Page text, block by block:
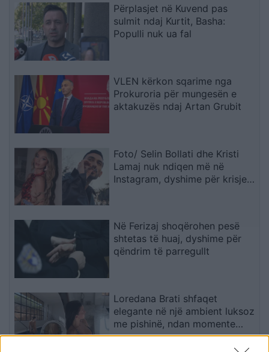
Përplasjet në Kuvend pas
sulmit ndaj Kurtit, Basha:
Populli nuk ua fal
VLEN kërkon sqarime nga
Prokuroria për mungesën e
aktakuzës ndaj Artan Grubit
Foto/ Selin Bollati dhe Kristi
Lamaj nuk ndiqen më në
Instagram, dyshime për krisje
Në Ferizaj shoqërohen pesë
shtetas të huaj, dyshime për
qëndrim të parregullt
Loredana Brati shfaqet
elegante në një ambient luksoz
me pishinë, ndan momente
relaksi me ndjekësit